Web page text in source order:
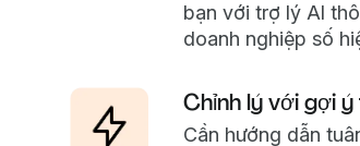
bạn với trợ lý AI
doanh nghiệp số
Chỉnh lý với gợi
Cần hướng dẫn